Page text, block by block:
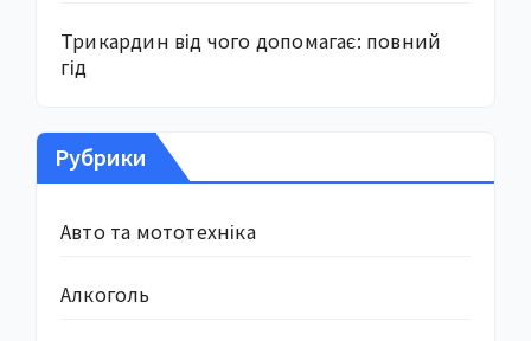
Трикардин від чого допомагає: повний
гід
Рубрики
Авто та мототехніка
Алкоголь